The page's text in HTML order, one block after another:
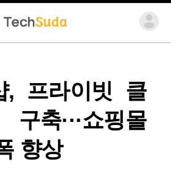
, 프라이빗 클
축···쇼핑몰
향상